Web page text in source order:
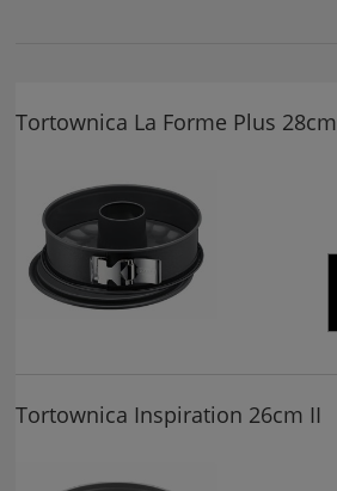
Tortownica La Forme Plus 28cm
Tortownica Inspiration 26cm II